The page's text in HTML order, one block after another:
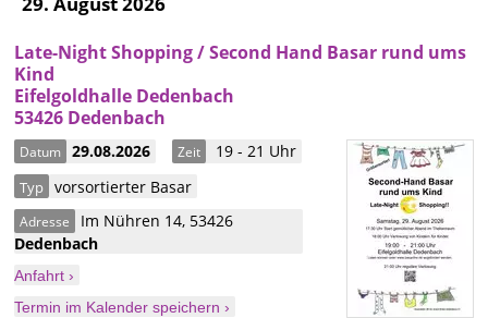
Late-Night Shopping / Second Hand Basar rund ums
Kind
Eifelgoldhalle Dedenbach
53426 Dedenbach
Datum 29.08.2026 Zeit 19 - 21 Uhr
Typ vorsortierter Basar
Adresse Im Nühren 14, 53426
Dedenbach
Anfahrt ›
Termin im Kalender speichern ›